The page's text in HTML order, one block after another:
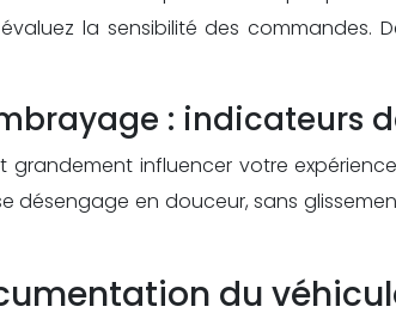
la sensibilité des
: indicateurs
influencer votre
désengage en douceur, sans
du